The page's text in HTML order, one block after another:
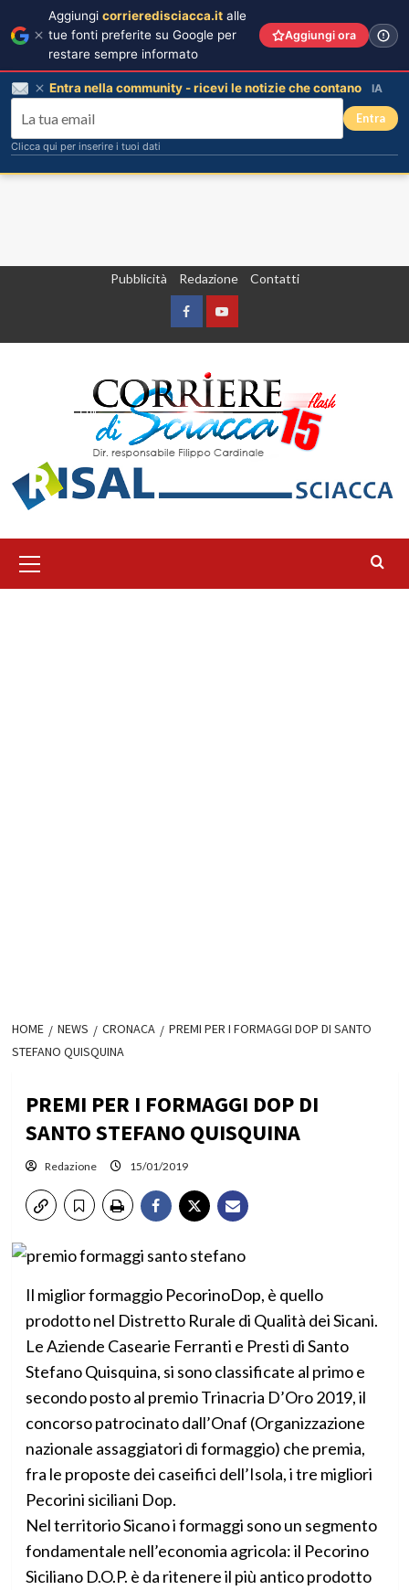
Pubblicità Redazione Contatti
FacebookYountube
principale
HOME NEWS CRONACA
PREMI PER I FORMAGGI DOP DI SANTO
STEFANO QUISQUINA
PREMI PER I FORMAGGI DOP DI
SANTO STEFANO QUISQUINA
Redazione 15/01/2019
Il miglior formaggio PecorinoDop, è quello
prodotto nel Distretto Rurale di Qualità dei Sicani.
Le Aziende Casearie Ferranti e Presti di Santo
Stefano Quisquina, si sono classificate al primo e
secondo posto al premio Trinacria D’Oro 2019, il
concorso patrocinato dall’Onaf (Organizzazione
nazionale assaggiatori di formaggio) che premia,
fra le proposte dei caseifici dell’Isola, i tre migliori
Pecorini siciliani Dop.
Nel territorio Sicano i formaggi sono un segmento
fondamentale nell’economia agricola: il Pecorino
Siciliano D.O.P. è da ritenere il più antico prodotto
Aggiungi corrieredisciacca.it alle
tue fonti preferite su Google per
restare sempre informato
Aggiungi ora
Entra nella community - ricevi le notizie che contano IA
Entra
Clicca qui per inserire i tuoi dati